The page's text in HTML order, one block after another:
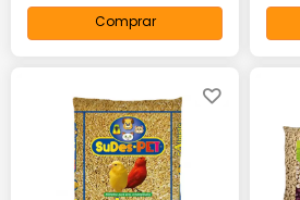
Comprar